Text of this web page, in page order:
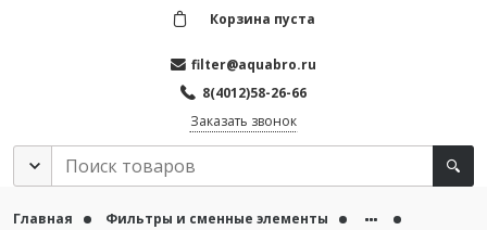
filter@aquabro.ru
8(4012)58-26-66
Заказать звонок
Корзина пуста
Главная
Фильтры и сменные элементы